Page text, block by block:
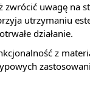
zwrócić uwagę na
utrzymaniu
działanie.
z